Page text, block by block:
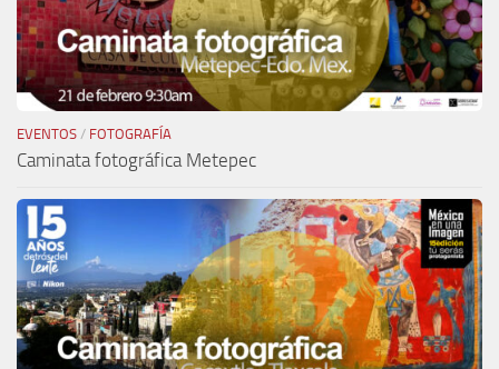
EVENTOS / FOTOGRAFÍA
Caminata fotográfica Metepec